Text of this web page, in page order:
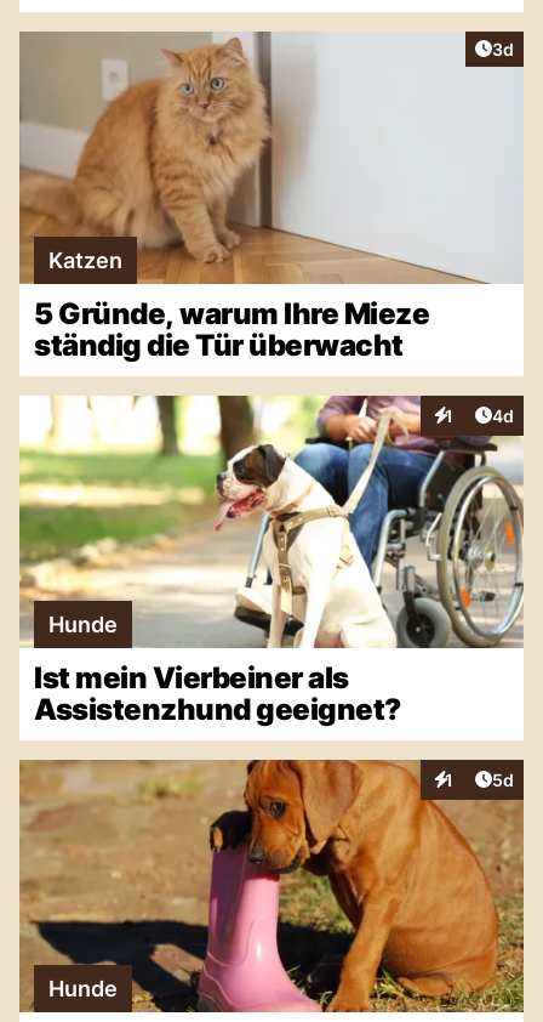
3d
Katzen
5 Gründe, warum Ihre Mieze
ständig die Tür überwacht
1
Interaktionen
4d
Hunde
Ist mein Vierbeiner als
Assistenzhund geeignet?
1
Interaktionen
5d
Hunde